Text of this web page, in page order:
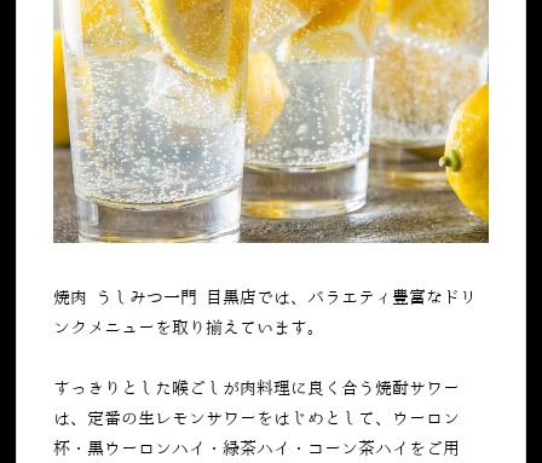
焼肉 うしみつ一門 目黒店では、バラエティ豊富なドリ
ンクメニューを取り揃えています。
すっきりとした喉ごしが肉料理に良く合う焼酎サワー
は、定番の生レモンサワーをはじめとして、ウーロン
杯・黒ウーロンハイ・緑茶ハイ・コーン茶ハイをご用